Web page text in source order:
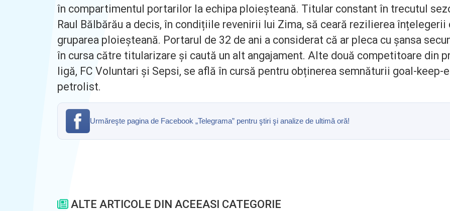
în compartimentul portarilor la echipa ploieșteană. Titular constant în trecutul
Raul Bălbărău a decis, în condițiile revenirii lui Zima, să ceară rezilierea înțelegerii
gruparea ploieșteană. Portarul de 32 de ani a considerat că ar pleca cu șansa
în cursa către titularizare și caută un alt angajament. Alte două competitoare din
ligă, FC Voluntari și Sepsi, se află în cursă pentru obținerea semnăturii goal-keep-
petrolist.
Urmăreşte pagina de Facebook „Telegrama” pentru ştiri şi analize de ultimă oră!
ALTE ARTICOLE DIN ACEEASI CATEGORIE